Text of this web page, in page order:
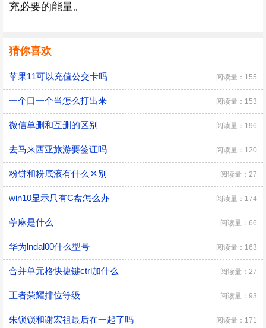
充必要的能量。
猜你喜欢
苹果11可以充值公交卡吗 阅读量：155
一个口一个当怎么打出来 阅读量：153
微信单删和互删的区别 阅读量：196
去马来西亚旅游要签证吗 阅读量：120
粉饼和粉底液有什么区别 阅读量：27
win10显示只有C盘怎么办 阅读量：174
苧麻是什么 阅读量：66
华为lndal00什么型号 阅读量：163
合并单元格快捷键ctrl加什么 阅读量：27
王者荣耀排位等级 阅读量：93
朱锁锁和谢宏祖最后在一起了吗 阅读量：171